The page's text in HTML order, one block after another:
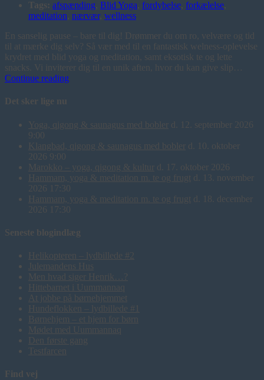
Tags: afspænding Blid Yoga fordybelse forkælelse
meditation nærvær, wellness
En sanselig pause – bare til dig! Drømmer du om ro, velvære og tid
til at mærke dig selv? Så vær med til en fantastisk welness-oplevelse
krydret med blid yoga og meditation, samt eksotisk te og lette
snacks. Vi inviterer dig til en unik aften, hvor du kan give slip…
Continue reading
te
frugt
Det sker lige nu
Yoga, qigong & saunagus med bobler d. 12. september 2026
9:00
Klangbad, qigong & saunagus med bobler d. 10. oktober
2026 9:00
Marokko – yoga, qigong & kultur d. 17. oktober 2026
Hammam, yoga & meditation m. te og frugt d. 13. november
2026 17:30
Hammam, yoga & meditation m. te og frugt d. 18. december
2026 17:30
Seneste blogindlæg
Helikopteren – lydbillede #2
Julemandens Hus
Men hvad siger Henrik…?
Hittebarnet i Uummannaq
At jobbe på børnehjemmet
Hundeflokken – lydbillede #1
Børnehjem – et hjem for børn
Mødet med Uummannaq
Den første gang
Testfarcen
Find vej